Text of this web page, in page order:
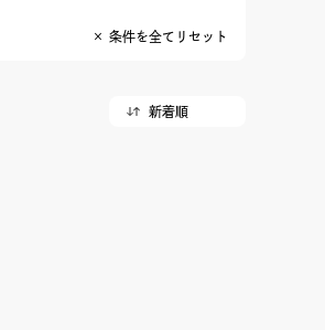
× 条件を全てリセット